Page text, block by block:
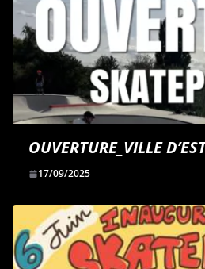
OUVERTURE_VILLE
17/09/2025